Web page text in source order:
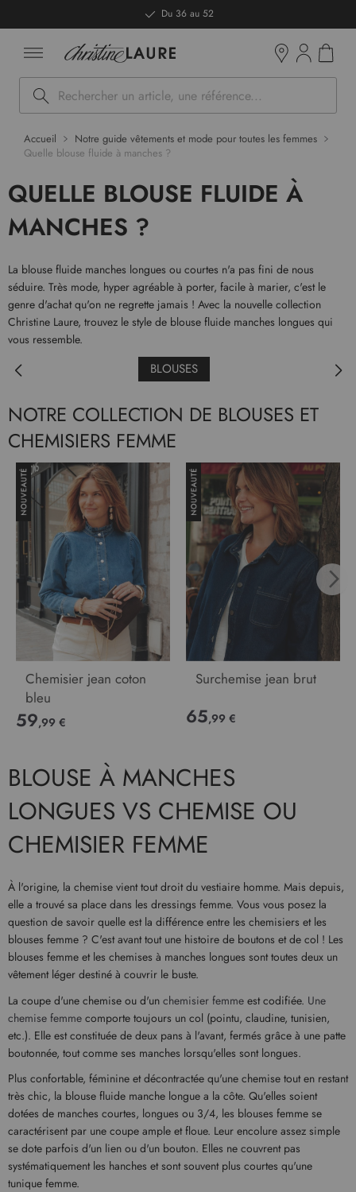
Du 36 au 52
Rechercher
Accueil
Notre guide vêtements et mode pour toutes les femmes
Quelle blouse fluide à manches ?
QUELLE BLOUSE FLUIDE À
MANCHES ?
La blouse fluide manches longues ou courtes n'a pas fini de nous
séduire. Très mode, hyper agréable à porter, facile à marier, c'est le
genre d'achat qu'on ne regrette jamais ! Avec la nouvelle collection
Christine Laure, trouvez le style de blouse fluide manches longues qui
vous ressemble.
BLOUSES
NOTRE COLLECTION DE BLOUSES ET
CHEMISIERS FEMME
Chemisier jean coton
bleu
59,99 €
Surchemise jean brut
65,99 €
BLOUSE À MANCHES
LONGUES VS CHEMISE OU
CHEMISIER FEMME
À l'origine, la chemise vient tout droit du vestiaire homme. Mais depuis,
elle a trouvé sa place dans les dressings femme. Vous vous posez la
question de savoir quelle est la différence entre les chemisiers et les
blouses femme ? C'est avant tout une histoire de boutons et de col ! Les
blouses femme et les chemises à manches longues sont toutes deux un
vêtement léger destiné à couvrir le buste.
La coupe d'une chemise ou d'un chemisier femme est codifiée. Une
chemise femme comporte toujours un col (pointu, claudine, tunisien,
etc.). Elle est constituée de deux pans à l'avant, fermés grâce à une patte
boutonnée, tout comme ses manches lorsqu'elles sont longues.
Plus confortable, féminine et décontractée qu'une chemise tout en restant
très chic, la blouse fluide manche longue a la côte. Qu'elles soient
dotées de manches courtes, longues ou 3/4, les blouses femme se
caractérisent par une coupe ample et floue. Leur encolure assez simple
se dote parfois d'un lien ou d'un bouton. Elles ne couvrent pas
systématiquement les hanches et sont souvent plus courtes qu'une
tunique femme.